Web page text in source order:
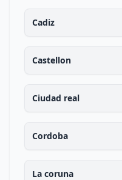
Cadiz
Castellon
Ciudad real
Cordoba
La coruna